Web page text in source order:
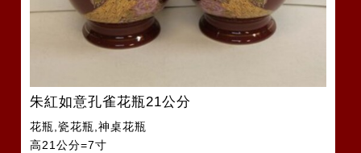
朱紅如意孔雀花瓶21公分
花瓶,瓷花瓶,神桌花瓶
高21公分=7寸